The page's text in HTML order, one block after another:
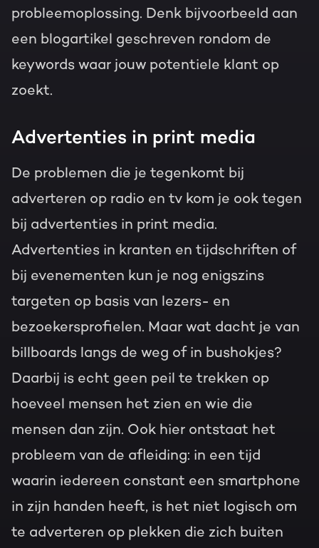
probleemoplossing. Denk bijvoorbeeld aan
een blogartikel geschreven rondom de
keywords waar jouw potentiele klant op
zoekt.
Advertenties in print media
De problemen die je tegenkomt bij
adverteren op radio en tv kom je ook tegen
bij advertenties in print media.
Advertenties in kranten en tijdschriften of
bij evenementen kun je nog enigszins
targeten op basis van lezers- en
bezoekersprofielen. Maar wat dacht je van
billboards langs de weg of in bushokjes?
Daarbij is echt geen peil te trekken op
hoeveel mensen het zien en wie die
mensen dan zijn. Ook hier ontstaat het
probleem van de afleiding: in een tijd
waarin iedereen constant een smartphone
in zijn handen heeft, is het niet logisch om
te adverteren op plekken die zich buiten